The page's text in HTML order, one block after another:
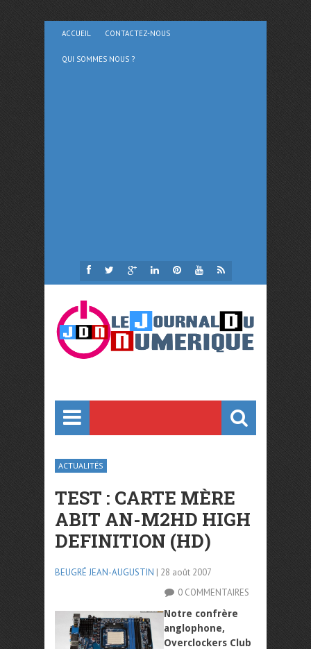
ACCUEIL CONTACTEZ-NOUS
QUI SOMMES NOUS ?
ACTUALITÉS
TEST : CARTE MÈRE
ABIT AN-M2HD HIGH
DEFINITION (HD)
BEUGRÉ JEAN-AUGUSTIN | 28 août 2007
0 COMMENTAIRES
Notre confrère
anglophone,
Overclockers Club